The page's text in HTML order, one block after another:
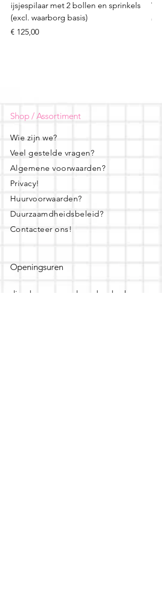
ijsjespilaar met 2 bollen en sprinkels
(excl. waarborg basis)
Prijs
€ 125,00
Prijs
€
Shop / Assortiment
Wie zijn we?
Veel gestelde vragen?
Algemene voorwaarden?
Privacy!
Huurvoorwaarden?
Duurzaamdheidsbeleid?
Contacteer ons!
Openingsuren
dinsdag - woensdag- donderdag: